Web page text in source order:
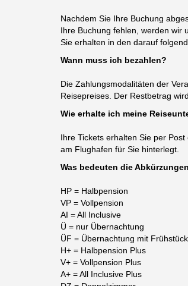
Nachdem Sie Ihre Buchung
Ihre Buchung fehlen, werden wir
Sie erhalten in den darauf
Wann muss ich bezahlen?
Die Zahlungsmodalitäten der
Reisepreises. Der Restbetrag
Wie erhalte ich meine
Ihre Tickets erhalten Sie per
am Flughafen für Sie hinterlegt.
Was bedeuten die
HP = Halbpension
VP = Vollpension
AI = All Inclusive
Ü = nur Übernachtung
ÜF = Übernachtung mit Frühstück
H+ = Halbpension Plus
V+ = Vollpension Plus
A+ = All Inclusive Plus